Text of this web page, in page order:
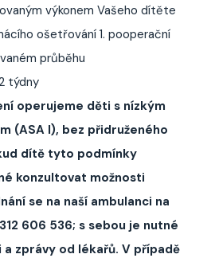
výkonem Vašeho dítěte
ošetřování 1. pooperační
průběhu
týdny
operujeme děti s nízkým
(ASA I), bez přidruženého
dítě tyto podmínky
konzultovat možnosti
se na naší ambulanci na
606 536; s sebou je nutné
zprávy od lékařů. V případě